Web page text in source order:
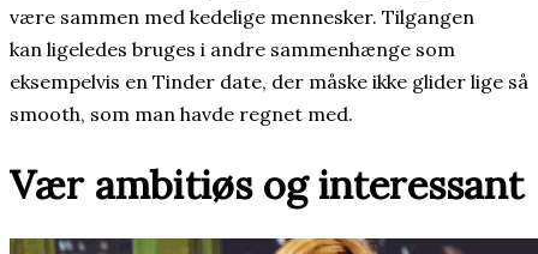
være sammen med kedelige mennesker. Tilgangen
kan ligeledes bruges i andre sammenhænge som
eksempelvis en Tinder date, der måske ikke glider lige så
smooth, som man havde regnet med.
Vær ambitiøs og interessant